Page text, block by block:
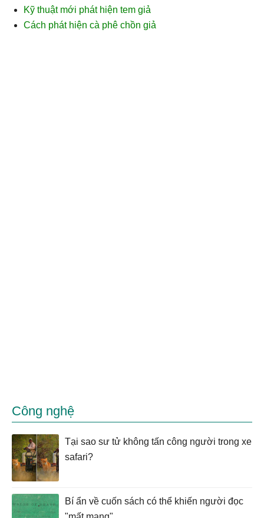
Kỹ thuật mới phát hiện tem giả
Cách phát hiện cà phê chồn giả
Công nghệ
Tại sao sư tử không tấn công người trong xe
safari?
Bí ẩn về cuốn sách có thể khiến người đọc